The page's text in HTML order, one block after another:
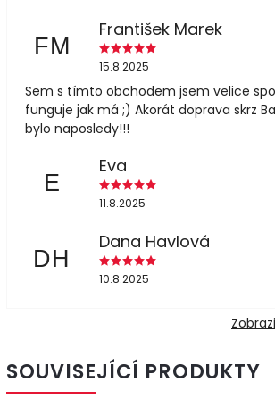
FM
František Marek
15.8.2025
Sem s tímto obchodem jsem velice
funguje jak má ;) Akorát doprava skrz
bylo naposledy!!!
E
Eva
11.8.2025
DH
Dana Havlová
10.8.2025
SOUVISEJÍCÍ PRODUKTY